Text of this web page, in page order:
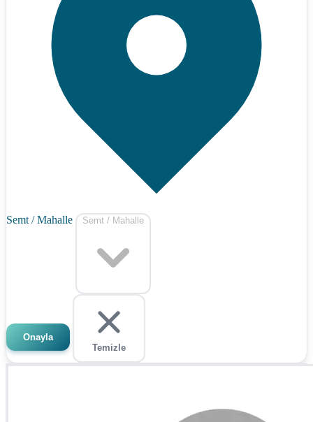
Semt / Mahalle Semt / Mahalle
Onayla
Temizle